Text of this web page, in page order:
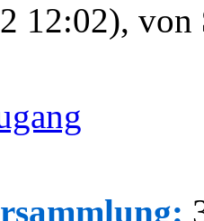
12:02), von